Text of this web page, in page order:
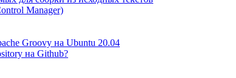
Manager)
Groovy на Ubuntu 20.04
на Github?